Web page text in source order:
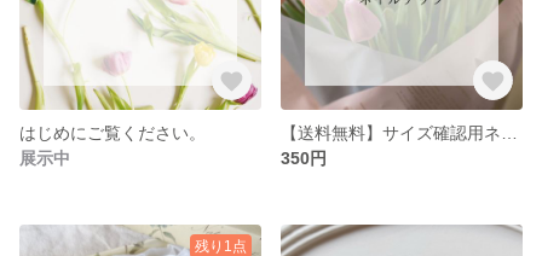
はじめにご覧ください。
展示中
350円
残り1点